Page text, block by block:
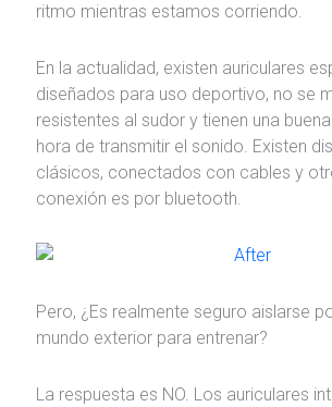
ritmo mientras estamos corriendo.
En la actualidad, existen auriculares
diseñados para uso deportivo, no se
resistentes al sudor y tienen una
hora de transmitir el sonido. Existen
clásicos, conectados con cables y
conexión es por bluetooth.
Pero, ¿Es realmente seguro aislarse
mundo exterior para entrenar?
La respuesta es NO. Los auriculares